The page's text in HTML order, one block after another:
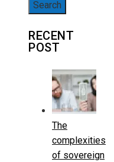
for:
RECENT
POST
The
complexities
of sovereign